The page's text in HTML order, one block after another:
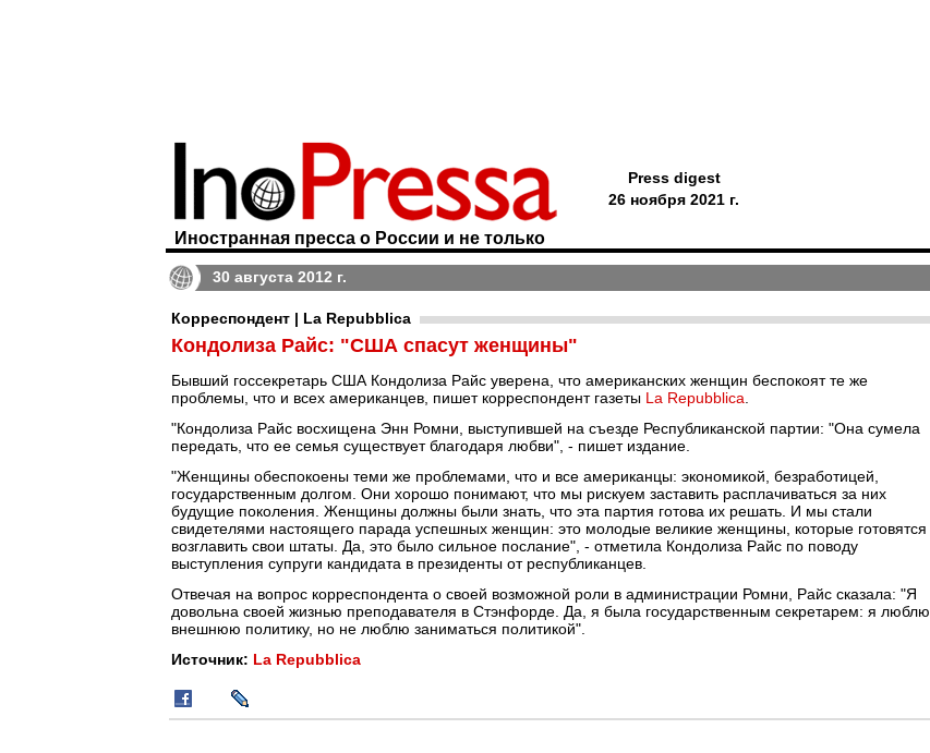
Иностранная пресса о России и не только
Press digest
26 ноября 2021 г.
30 августа 2012 г.
Корреспондент | La Repubblica
Кондолиза Райс: "США спасут женщины"
Бывший госсекретарь США Кондолиза Райс уверена, что американских женщин беспокоят те же
проблемы, что и всех американцев, пишет корреспондент газеты La Repubblica
"Кондолиза Райс восхищена Энн Ромни, выступившей на съезде Республиканской партии: "Она сумела
передать, что ее семья существует благодаря любви", - пишет издание.
"Женщины обеспокоены теми же проблемами, что и все американцы: экономикой, безработицей,
государственным долгом. Они хорошо понимают, что мы рискуем заставить расплачиваться за них
будущие поколения. Женщины должны были знать, что эта партия готова их решать. И мы стали
свидетелями настоящего парада успешных женщин: это молодые великие женщины, которые готовятся
возглавить свои штаты. Да, это было сильное послание", - отметила Кондолиза Райс по поводу
выступления супруги кандидата в президенты от республиканцев.
Отвечая на вопрос корреспондента о своей возможной роли в администрации Ромни, Райс сказала: "Я
довольна своей жизнью преподавателя в Стэнфорде. Да, я была государственным секретарем: я люблю
внешнюю политику, но не люблю заниматься политикой".
Источник: La Repubblica